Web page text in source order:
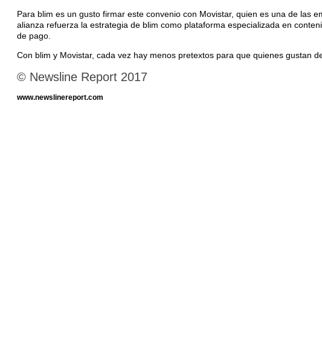
Para blim es un gusto firmar este convenio con Movistar, quien es una de las
alianza refuerza la estrategia de blim como plataforma especializada en
de pago.
Con blim y Movistar, cada vez hay menos pretextos para que quienes gustan
© Newsline Report 2017
www.newslinereport.com